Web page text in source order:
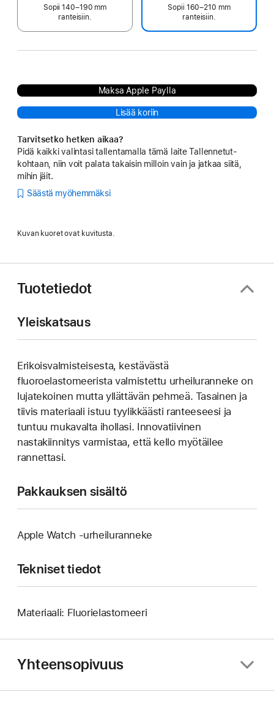
Sopii 140–190 mm
ranteisiin.
Sopii 160–210 mm
ranteisiin.
Maksa Apple Paylla
Lisää koriin
Tarvitsetko hetken aikaa?
Pidä kaikki valintasi tallentamalla tämä laite Tallennetut-
kohtaan, niin voit palata takaisin milloin vain ja jatkaa siitä,
mihin jäit.
Säästä myöhemmäksi
Kuvan kuoret ovat kuvitusta.
Tuotetiedot
Yleiskatsaus
Erikoisvalmisteisesta, kestävästä
fluoroelastomeerista valmistettu urheiluranneke on
lujatekoinen mutta yllättävän pehmeä. Tasainen ja
tiivis materiaali istuu tyylikkäästi ranteeseesi ja
tuntuu mukavalta ihollasi. Innovatiivinen
nastakiinnitys varmistaa, että kello myötäilee
rannettasi.
Pakkauksen sisältö
Apple Watch ‑urheiluranneke
Tekniset tiedot
Materiaali: Fluorielastomeeri
Yhteensopivuus